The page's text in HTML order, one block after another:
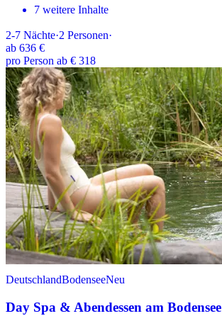
7 weitere Inhalte
2-7 Nächte·2 Personen·
ab 636 €
pro Person ab € 318
DeutschlandBodenseeNeu
Day Spa & Abendessen am Bodensee